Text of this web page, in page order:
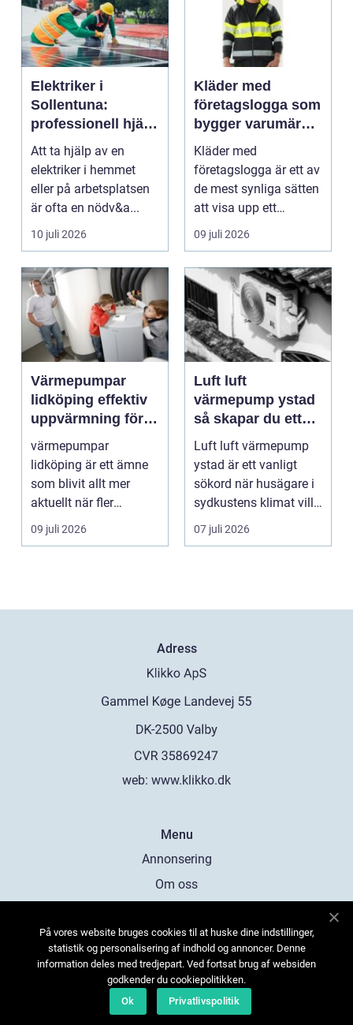
Elektriker i
Sollentuna:
professionell hjälp
när du behöver det
Att ta hjälp av en
elektriker i hemmet
eller på arbetsplatsen
är ofta en nödv&a...
10 juli 2026
Kläder med
företagslogga som
bygger varumärke
i vardagen
Kläder med
företagslogga är ett av
de mest synliga sätten
att visa upp ett
varum...
09 juli 2026
Värmepumpar
lidköping effektiv
uppvärmning för
hus och
fastigheter
värmepumpar
lidköping är ett ämne
som blivit allt mer
aktuellt när fler
fastighetsägare vill
kombine...
09 juli 2026
Luft luft
värmepump ystad
så skapar du ett
behagligt
inomhusklimat
Året om
Luft luft värmepump
ystad är ett vanligt
sökord när husägare i
sydkustens klimat vill
hitta ett smar...
07 juli 2026
Adress
web: www.klikko.dk
Menu
Annonsering
Om oss
Kontakta oss
Sitemap
På vores website bruges cookies til at huske dine indstillinger,
statistik og personalisering af indhold og annoncer. Denne
information deles med tredjepart. Ved fortsat brug af websiden
godkender du cookiepolitikken.
Ok
Privatlivspolitik